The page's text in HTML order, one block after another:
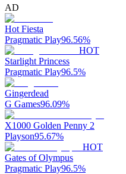
AD
Hot Fiesta
Pragmatic Play96.56%
HOT
Starlight Princess
Pragmatic Play96.5%
Gingerdead
G Games96.09%
X1000 Golden Penny 2
Playson95.67%
HOT
Gates of Olympus
Pragmatic Play96.5%